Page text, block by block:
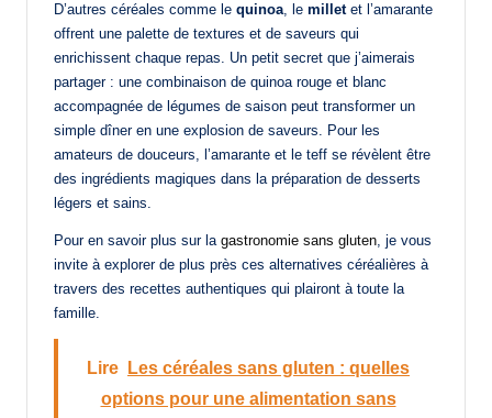
D’autres céréales comme le quinoa, le milletet l’amarante
offrent une palette de textures et de saveurs qui
enrichissent chaque repas. Un petit secret que j’aimerais
partager : une combinaison de quinoa rouge et blanc
accompagnée de légumes de saison peut transformer un
simple dîner en une explosion de saveurs. Pour les
amateurs de douceurs, l’amarante et le teff se révèlent être
des ingrédients magiques dans la préparation de desserts
légers et sains.
Pour en savoir plus sur la gastronomie sans gluten, je vous
invite à explorer de plus près ces alternatives céréalières à
travers des recettes authentiques qui plairont à toute la
famille.
Lire
Les céréales sans gluten : quelles
options pour une alimentation sans